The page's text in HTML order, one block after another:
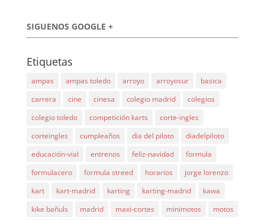
SIGUENOS GOOGLE +
Etiquetas
ampas ampas toledo arroyo arroyosur
basica
carrera
cine cinesa colegio madrid
colegios
colegio toledo
competición karts
corte-ingles
corteingles
cumpleaños dia del piloto
diadelpiloto
educación-vial
entrenos feliz-navidad
formula
formulacero
formula streed horarios
jorge lorenzo
kart
kart-madrid karting karting-madrid
kawa
kike bañuls
madrid maxi-cortes minimotos
motos